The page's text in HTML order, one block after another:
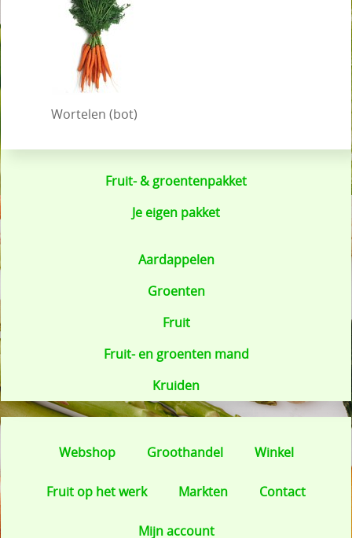
Fruit- & groentenpakket
Je eigen pakket
Aardappelen
Groenten
Fruit
Fruit- en groenten mand
Kruiden
Wortelen (bot)
Webshop Groothandel Winkel
Fruit op het werk Markten Contact
Mijn account